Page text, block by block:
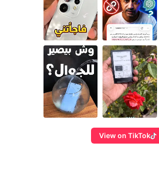
View on TikTok